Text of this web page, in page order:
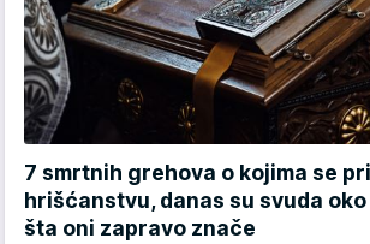
7 smrtnih grehova o kojima se
hrišćanstvu, danas su svuda oko
šta oni zapravo znače